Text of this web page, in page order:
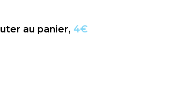
au panier, 4€